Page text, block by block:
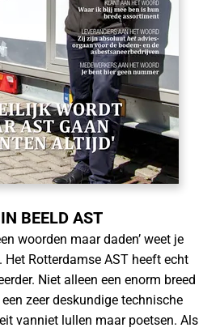
BEELD AST
woorden maar daden’ weet je
Het Rotterdamse AST heeft echt
Niet alleen een enorm breed
zeer deskundige technische
vanniet lullen maar poetsen. Als